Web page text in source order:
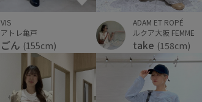
VIS
アトレ亀戸
ごん (155cm)
ADAM ET ROPÉ
ルクア大阪 FEMME
take (158cm)